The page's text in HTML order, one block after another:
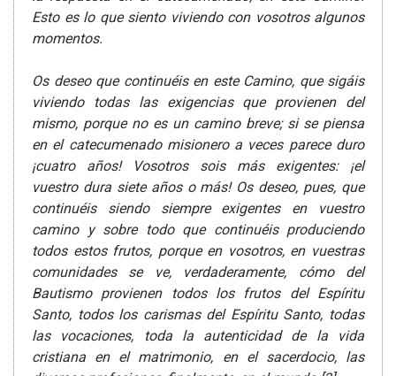
Esto es lo que siento viviendo con vosotros algunos
momentos.
Os deseo que continuéis en este Camino, que sigáis
viviendo todas las exigencias que provienen del
mismo, porque no es un camino breve; si se piensa
en el catecumenado misionero a veces parece duro
¡cuatro años! Vosotros sois más exigentes: ¡el
vuestro dura siete años o más! Os deseo, pues, que
continuéis siendo siempre exigentes en vuestro
camino y sobre todo que continuéis produciendo
todos estos frutos, porque en vosotros, en vuestras
comunidades se ve, verdaderamente, cómo del
Bautismo provienen todos los frutos del Espíritu
Santo, todos los carismas del Espíritu Santo, todas
las vocaciones, toda la autenticidad de la vida
cristiana en el matrimonio, en el sacerdocio, las